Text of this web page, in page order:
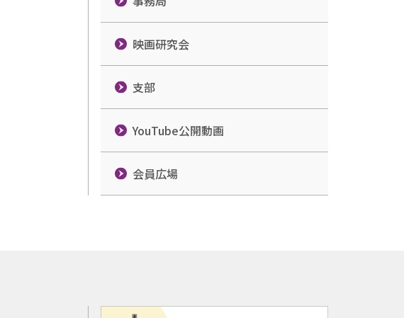
映画研究会
支部
YouTube公開動画
会員広場